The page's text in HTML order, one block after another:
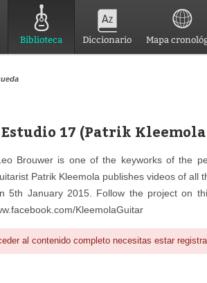
Biblioteca Diccionario Mapa
17 (Patrik
Brouwer is one of the keyworks of the
Patrik Kleemola publishes videos of all
5th January 2015. Follow the project on
KleemolaGuitar
al contenido completo necesitas estar